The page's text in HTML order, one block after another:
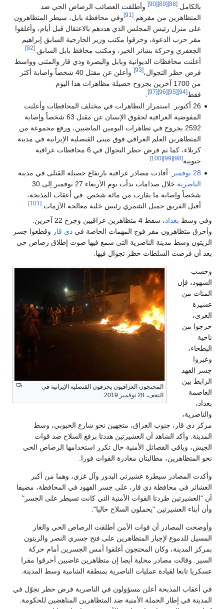
بالكامل.[88]
[89]
[90]
وأطلقت العصائب الرصاص الحي ضد
المتظاهرين من مقرهم.[91]
وفي محافظة بابل، سيطر المتظاهرون
على منزل رئيس المجلس الذي هددهم بالاعتقال قبل أيام، وأغلقوا
مقر حزب الدعوة، وحرقوا مكتب وزير الخارجية السابق إبراهيم
الجعفري وحركة بشائر الخير، ومكتب محافظ بابل السابق.[92]
أعلنت محافظات الديوانية وبابل والبصرة وذي قار والمثنى وواسط
فرض حظر التجوال،[93]
وأعلن عن مقتل 40 شخصاً واصابة أكثر
من 1700 آخرين بجروح حصيلة مظاهرات هذا اليوم
فقط[94]
[95]
[96]
[97]
26 أكتوبر: استمرار التظاهرات في مختلف المحافظات وأعلنت
المفوضية العراقية لحقوق الإنسان عن مقتل 63 شخصاً وإصابة
2592 بجروح في تظاهرات اليومين الماضيين، ورفع مجموعة من
المتظاهرين العلم العراقي فوق مبنى القنصلية الإيرانية في مدينة
كربلاء، كما تم فرض حظر التجوال في 6 محافظات عراقية
جنوبية[98]
[99]
[100]
.
28 نوفمبر
: أفادت مصادر عراقية بارتفاع حصيلة القتلى في مدينة
الناصرية
خلال صدامات بدأت يوم الأربعاء 27 نوفمبر إلى 30
شخصاً وإصابة ما يقارب من مائة شخص. في أعقاب المذبحة،
أقيل الفريق جميل الشمري رئيس خلية معالجة الأزمات.[101]
وفي وسط بغداد
، سقط 4 متظاهرين عراقيين وجرح 22 آخرين.
وأحرق متظاهرون مقر فوج المهمات الخاصة في ذي قار وقطعوا جسر
الزيتون وسط مدينة الناصرية التي سمع فيها صوت إطلاق رصاص حي
بعد أن فرضت السلطات حظر تجوال فيها.
المحتجون العراقيون يحرقون القنصلية الإيرانية في
النجف، 28 نوفمبر 2019.
وحسب
الشهود، فإن
المئات من
عشيرة
الغزي،
خرجوا من
ناحية
البطحاء،
وعبروا
جسر الفهد
الرابط بين
العاصمة
بغداد،
والناصرية،
مركز ذي قار، جنوب العراق، متجهين نحو شارع الحبوبي، وسط
المدينة. وأكد الشاهد أن العشيرتين هددتا برفع السلاح ضد قوات
الجيش، وباقي الفصائل الأمنية حال تكرر استخدامها الرصاص الحي
نحو المتظاهرين، مطالبتان مغادرة القوات فورا.
وأكدت المصادر سيطرة عشيرتي البدور وآل غزي، وهما من أكبر
العشائر في محافظة ذي قار، على جسر الفهود في المحافظة، مضيفا
أن "العشيرتين طردتا القوات الأمنية التي كانت تسيطر على الجسر"
وأن أبناء العشيرتين "يحملون السلاح حاليا".
وأوضحت المصادر أن قوات الأمن أطلقت الرصاص الحي والغاز
المسيل للدموع لإجبار المتظاهرين على فتح جسري النصر والزيتون
بمركز المدينة، وكان المحتجون أغلقوا أمس الجسرين أمام حركة
السير. وقالت مصادر محلية أيضا إن متظاهرين غاضبين أحرقوا مقرا
عسكريا تابعا لقيادة عمليات الناصرية بمنطقة الشامية وسط المدينة.
في أعقاب المذبحة أعلن مسؤولون في الناصرية فرض حظر تجوّل في
المدينة في إطار الحملة الأمنية ضد المتظاهرين المناهضين للحكومة.